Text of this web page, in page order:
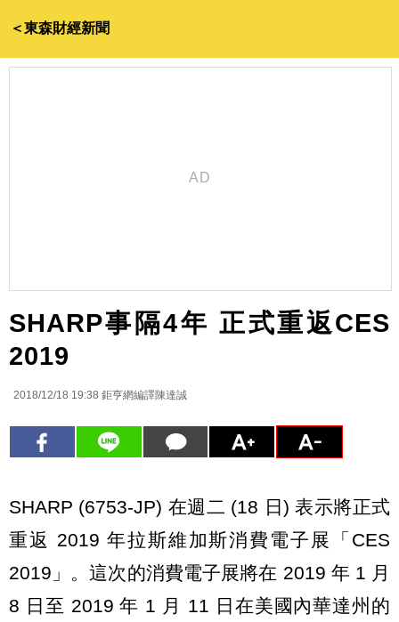
＜東森財經新聞
SHARP事隔4年 正式重返CES
2019
2018/12/18 19:38 鉅亨網編譯陳達誠
SHARP (6753-JP) 在週二 (18 日) 表示將正式
重返 2019 年拉斯維加斯消費電子展「CES
2019」。這次的消費電子展將在 2019 年 1 月
8 日至 2019 年 1 月 11 日在美國內華達州的